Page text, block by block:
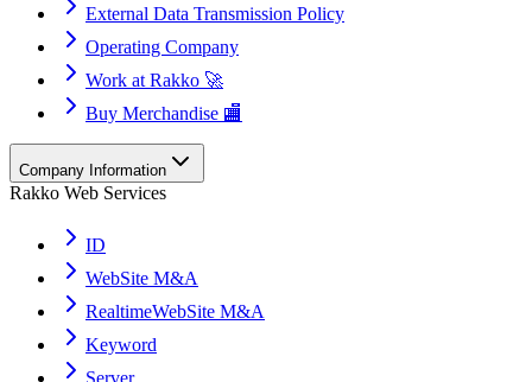
External Data Transmission Policy
Operating Company
Work at Rakko 🚀
Buy Merchandise 🏬
Company Information
Rakko Web Services
ID
WebSite M&A
RealtimeWebSite M&A
Keyword
Server